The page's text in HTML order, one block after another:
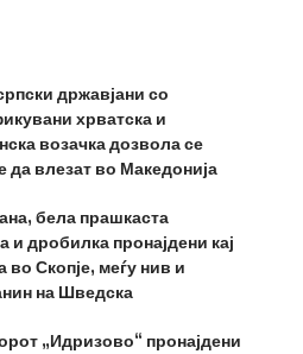
државјани со
хрватска и
возачка дозвола се
да влезат во Македонија
бела прашкаста
и дробилка пронајдени кај
во Скопје, меѓу нив и
на Шведска
„Идризово“ пронајдени